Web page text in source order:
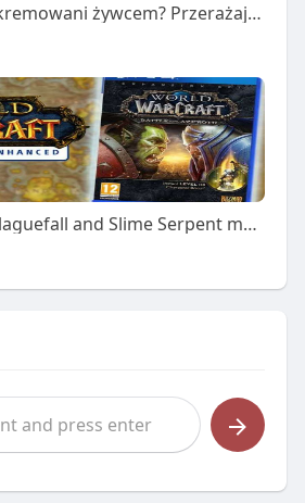
koronawirusem kremowani żywcem? Przerażające wyznania Chinki ocalałej z epidemii
Unlock Soloing Plaguefall and Slime Serpent mount, bringing a new experience to WOW players